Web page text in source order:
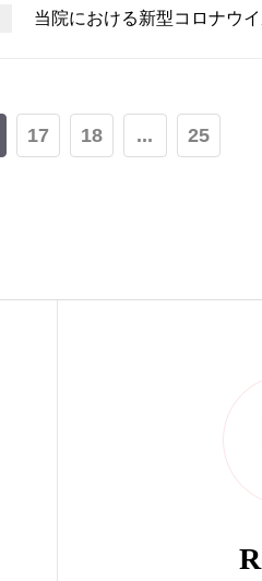
当院における新型コロナウ
17 18 ... 25